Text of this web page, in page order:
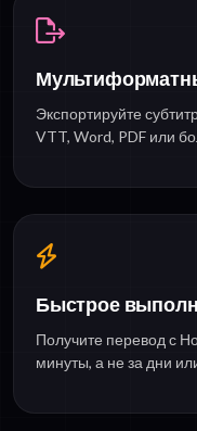
Экспортируйте
VTT, Word, PDF или
Быстрое
Получите перевод с
минуты, а не за дни